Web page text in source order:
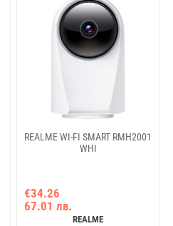
REALME WI-FI SMART RMH2001
WHI
€34.26
67.01 лв.
REALME